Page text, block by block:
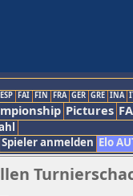
ESP FAI FIN FRA GER GRE INA
Pictures
Spieler anmelden Elo